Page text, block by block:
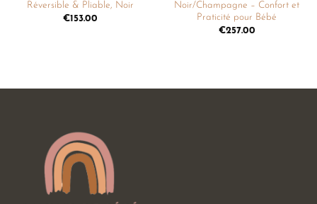
Réversible & Pliable, Noir
€153.00
Noir/Champagne – Confort et
Praticité pour Bébé
€257.00